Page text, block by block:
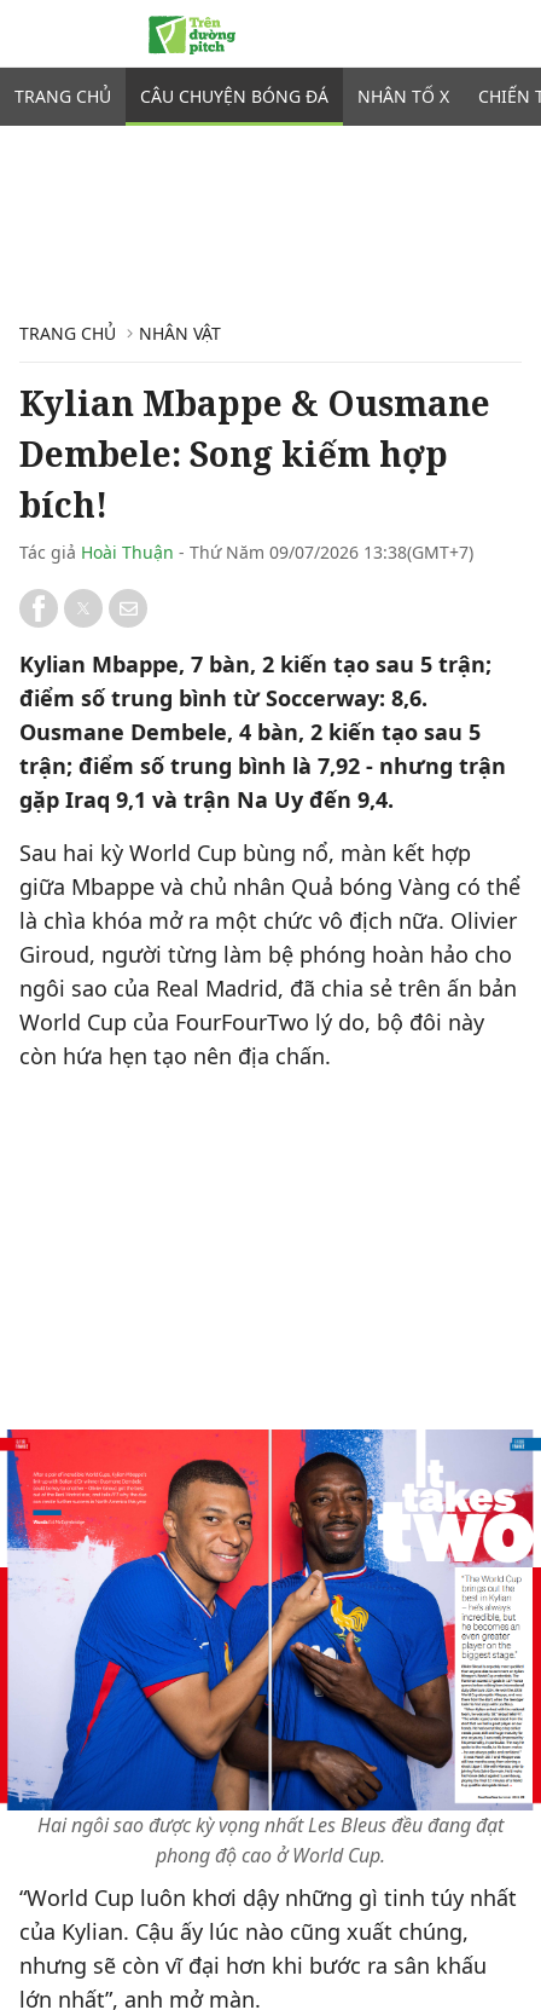
TRANG CHỦ CÂU CHUYỆN BÓNG ĐÁ NHÂN TỐ X CHIẾN
TRANG CHỦ NHÂN VẬT
Kylian Mbappe & Ousmane
Dembele: Song kiếm hợp
bích!
Tác giả Hoài Thuận - Thứ Năm 09/07/2026 13:38(GMT+7)
Kylian Mbappe, 7 bàn, 2 kiến tạo sau 5 trận;
điểm số trung bình từ Soccerway: 8,6.
Ousmane Dembele, 4 bàn, 2 kiến tạo sau 5
trận; điểm số trung bình là 7,92 - nhưng trận
gặp Iraq 9,1 và trận Na Uy đến 9,4.
Sau hai kỳ World Cup bùng nổ, màn kết hợp
giữa Mbappe và chủ nhân Quả bóng Vàng có thể
là chìa khóa mở ra một chức vô địch nữa. Olivier
Giroud, người từng làm bệ phóng hoàn hảo cho
ngôi sao của Real Madrid, đã chia sẻ trên ấn bản
World Cup của FourFourTwo lý do, bộ đôi này
còn hứa hẹn tạo nên địa chấn.
Hai ngôi sao được kỳ vọng nhất Les Bleus đều đang đạt
phong độ cao ở World Cup.
“World Cup luôn khơi dậy những gì tinh túy nhất
của Kylian. Cậu ấy lúc nào cũng xuất chúng,
nhưng sẽ còn vĩ đại hơn khi bước ra sân khấu
lớn nhất”, anh mở màn.